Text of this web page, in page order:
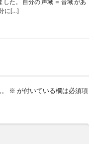
た。 自分の 声域 ＝ 音域 があ
に[…]
※ が付いている欄は必須項